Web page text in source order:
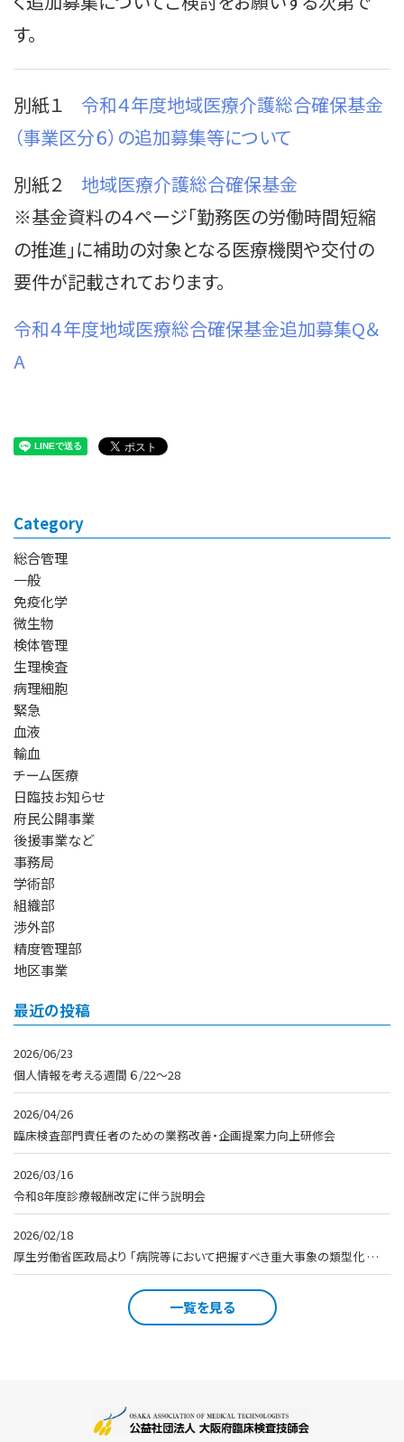
す。
別紙１ 令和４年度地域医療介護総合確保基金
（事業区分６）の追加募集等について
別紙２ 地域医療介護総合確保基金
※基金資料の４ページ「勤務医の労働時間短縮
の推進」に補助の対象となる医療機関や交付の
要件が記載されております。
令和４年度地域医療総合確保基金追加募集Q＆
A
Category
総合管理
一般
免疫化学
微生物
検体管理
生理検査
病理細胞
緊急
血液
輸血
チーム医療
日臨技お知らせ
府民公開事業
後援事業など
事務局
学術部
組織部
渉外部
精度管理部
地区事業
最近の投稿
2026/06/23
個人情報を考える週間 ６/22～28
2026/04/26
臨床検査部門責任者のための業務改善・企画提案力向上研修会
2026/03/16
令和8年度診療報酬改定に伴う説明会
2026/02/18
厚生労働省医政局より 「病院等において把握すべき重大事象の類型化 …
一覧を見る